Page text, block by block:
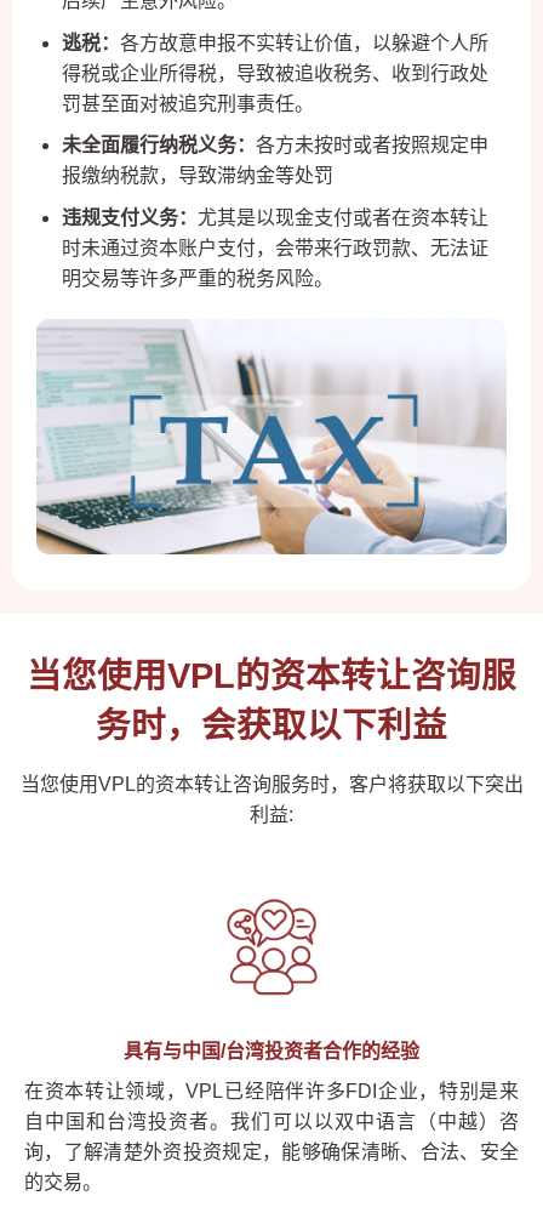
逃税： 各方故意申报不实转让价值，以躲避个人所
得税或企业所得税，导致被追收税务、收到行政处
罚甚至面对被追究刑事责任。
未全面履行纳税义务： 各方未按时或者按照规定申
报缴纳税款，导致滞纳金等处罚
违规支付义务： 尤其是以现金支付或者在资本转让
时未通过资本账户支付，会带来行政罚款、无法证
明交易等许多严重的税务风险。
当您使用VPL的资本转让咨询服
务时，会获取以下利益
当您使用VPL的资本转让咨询服务时，客户将获取以下突出
利益:
具有与中国/台湾投资者合作的经验
在资本转让领域，VPL已经陪伴许多FDI企业，特别是来
自中国和台湾投资者。我们可以以双中语言（中越）咨
询，了解清楚外资投资规定，能够确保清晰、合法、安全
的交易。